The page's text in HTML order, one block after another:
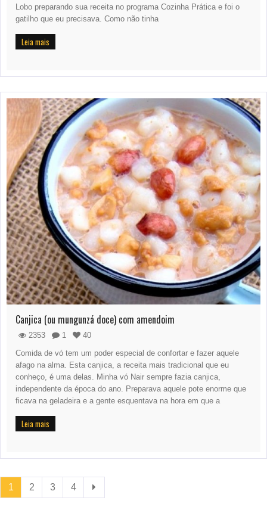
Lobo preparando sua receita no programa Cozinha Prática e foi o
gatilho que eu precisava. Como não tinha
Leia mais
Canjica (ou mungunzá doce) com amendoim
2353 1
40
Comida de vó tem um poder especial de confortar e fazer aquele
afago na alma. Esta canjica, a receita mais tradicional que eu
conheço, é uma delas. Minha vó Nair sempre fazia canjica,
independente da época do ano. Preparava aquele pote enorme que
ficava na geladeira e a gente esquentava na hora em que a
Leia mais
1 2 3 4